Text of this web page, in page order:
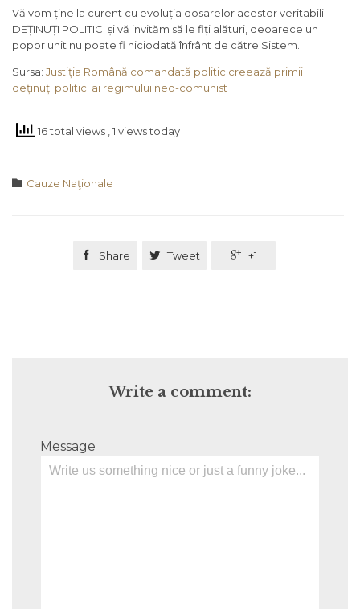
Vă vom ține la curent cu evoluția dosarelor acestor veritabili
DEȚINUȚI POLITICI și vă invităm să le fiți alături, deoarece un
popor unit nu poate fi niciodată înfrânt de către Sistem.
Sursa: Justiția Română comandată politic creează primii
deținuți politici ai regimului neo-comunist
16 total views , 1 views today
 Category
Cauze Naţionale
 Share  Tweet  +1
Write a comment:
Message